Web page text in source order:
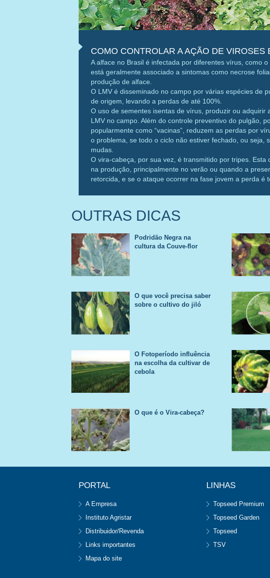
COMO CONTROLAR A AÇÃO DE VIROSES
A alface no Brasil é infectada por diferentes vírus, como
está geralmente associado a sintomas como necrose
produção de alface.
O LMV é disseminado no campo por várias espécies de
de origem, levando a perdas de até 100%.
O uso de sementes isentas de vírus, produzir ou
LMV no campo. Além do controle preventivo do pulgão,
popularmente como “vacinas”, reduzem as perdas por
o problema, se todo o ciclo não estiver fechado, ou
mudas.
O vira-cabeça, por sua vez, é transmitido por tripes.
na produção, principalmente no verão ou quando a
retorcida, e se o ataque ocorrer na fase jovem a perda
SILVIO NAKAGAWA
ESPECIALISTAS BRÁSSICAS E FOLHOSAS
OUTRAS DICAS
Podridão Negra na
cultura da Couve-flor
O que você precisa saber
sobre o cultivo do jiló
O Fotoperíodo influência
na escolha da cultivar de
cebola
O que é o Vira-cabeça?
PORTAL
A Empresa
Instituto Agristar
Distribuidor/Revenda
Links importantes
Mapa do site
LINHAS
Topseed Premium
Topseed Garden
Topseed
TSV